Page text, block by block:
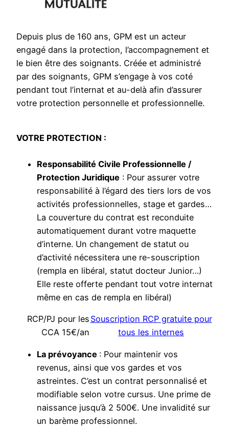
Depuis plus de 160 ans, GPM est un acteur
engagé dans la protection, l’accompagnement et
le bien être des soignants. Créée et administré
par des soignants, GPM s’engage à vos coté
pendant tout l’internat et au-delà afin d’assurer
votre protection personnelle et professionnelle.
VOTRE PROTECTION :
Responsabilité Civile Professionnelle /
Protection Juridique : Pour assurer votre
responsabilité à l’égard des tiers lors de vos
activités professionnelles, stage et gardes…
La couverture du contrat est reconduite
automatiquement durant votre maquette
d’interne. Un changement de statut ou
d’activité nécessitera une re-souscription
(rempla en libéral, statut docteur Junior…)
Elle reste offerte pendant tout votre internat
même en cas de rempla en libéral)
RCP/PJ pour les
CCA 15€/an
Souscription RCP gratuite pour
tous les internes
La prévoyance : Pour maintenir vos
revenus, ainsi que vos gardes et vos
astreintes. C’est un contrat personnalisé et
modifiable selon votre cursus. Une prime de
naissance jusqu’à 2 500€. Une invalidité sur
un barème professionnel.